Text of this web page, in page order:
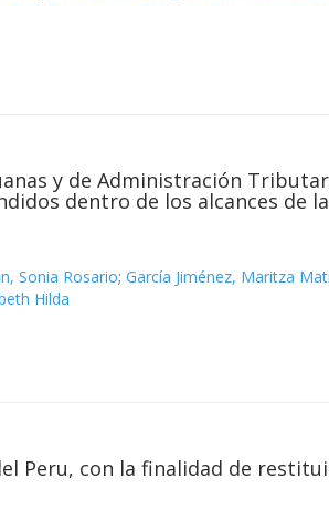
y de Administración
dentro de los alcances de
Sonia Rosario; García Jiménez, Maritza
Hilda
Peru, con la finalidad de